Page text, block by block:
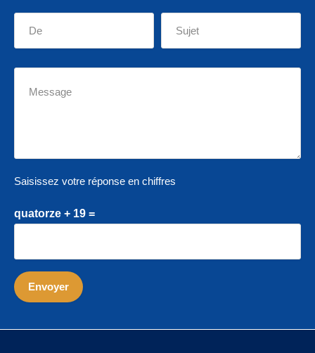
Saisissez votre réponse en chiffres
quatorze + 19 =